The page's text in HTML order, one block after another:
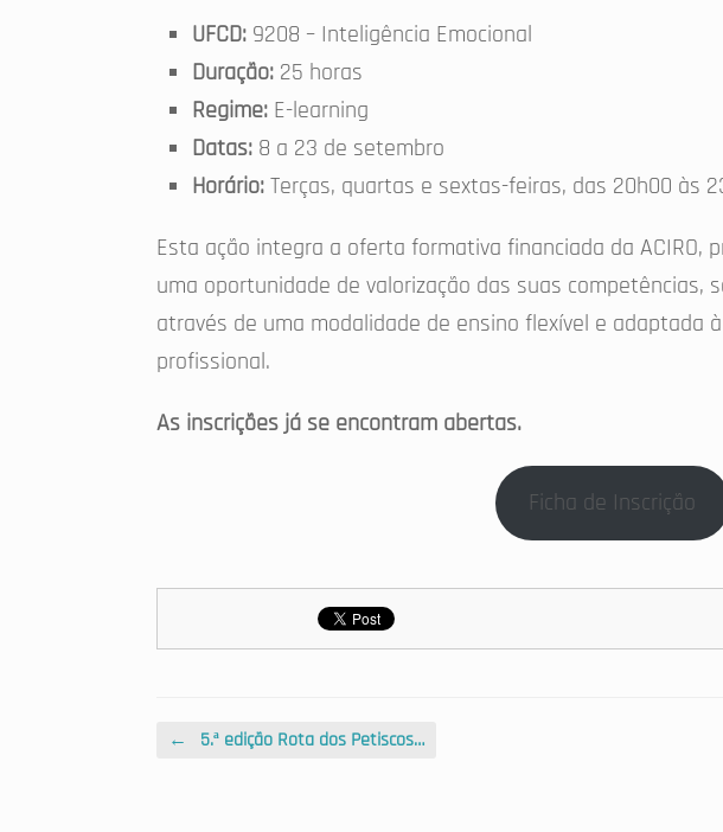
UFCD: 9208 – Inteligência Emocional
Duração: 25 horas
Regime: E-learning
Datas: 8 a 23 de setembro
Horário:Terças, quartas e sextas-feiras, das 20h00 às
Esta ação integra a oferta formativa financiada da ACIRO,
uma oportunidade de valorização das suas competências,
através de uma modalidade de ensino flexível e adaptada
profissional.
As inscrições já se encontram abertas.
Ficha de Inscrição
Post navigation
← 5.ª edição Rota dos Petiscos…